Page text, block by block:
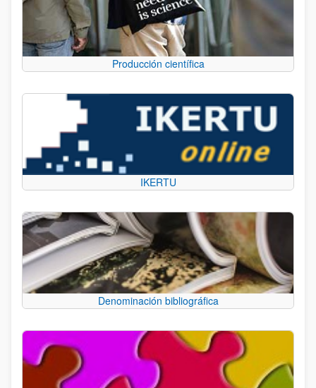
Producción científica
IKERTU
Denominación bibliográfica